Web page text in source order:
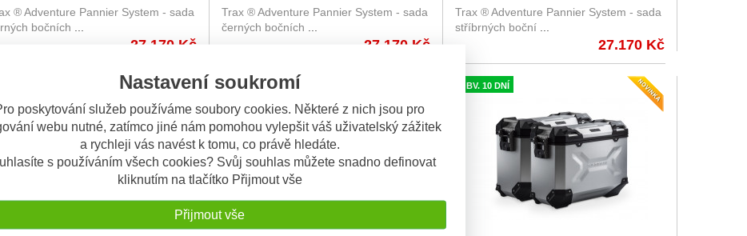
Nastavení soukromí
poskytování služeb používáme soubory cookies. Některé z nich jsou pro
webu nutné, zatímco jiné nám pomohou vylepšit váš uživatelský zážitek
a rychleji vás navést k tomu, co právě hledáte.
s používáním všech cookies? Svůj souhlas můžete snadno definovat
kliknutím na tlačítko Přijmout vše
Přijmout vše
bočních kufrů TRAX Adventure
l. s nosičem - černé
® Adventure Pannier System - sada
bočních
27.170 Kč
bočních kufrů TRAX Adventure 37 l. s
nosičem - černé KFT.22.114.70000/B
Trax ® Adventure Pannier System - sada
černých bočních
27.170 Kč
bočních kufrů TRAX Adventure 37 l. s
nosičem - stříbrné KFT.22.114.70000/S
Trax ® Adventure Pannier System - sada
stříbrných boční
27.170 Kč
OBV. 10 DNÍ OBV. 10 DNÍ